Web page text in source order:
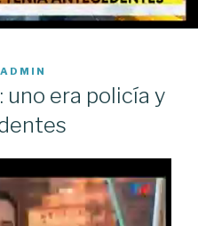
uno era policía y